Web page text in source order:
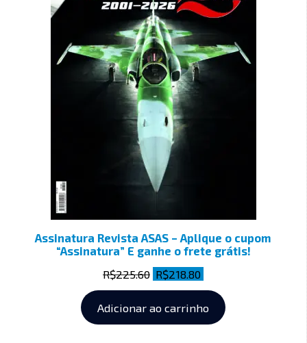
Assinatura Revista ASAS – Aplique o cupom
“Assinatura” E ganhe o frete grátis!
R$225.60 R$218.80
Adicionar ao carrinho